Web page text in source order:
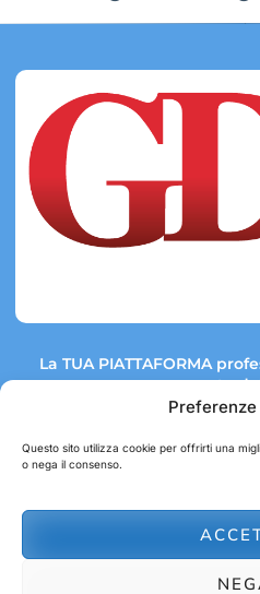
Questo sito utilizza cookie per offrirti una
o nega il consenso.
La TUA PIATTAFORMA
mercato
Link rapidi: